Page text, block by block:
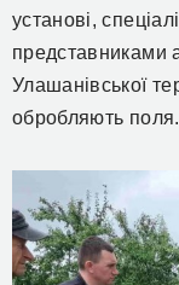
установі,
представниками
Улашанівської
обробляють поля.